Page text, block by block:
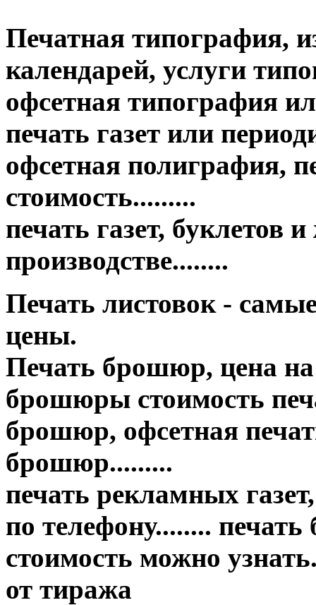
Печатная типография,
календарей, услуги
офсетная типография
печать газет или
офсетная полиграфия,
стоимость.........
печать газет, буклетов
производстве........
Печать листовок -
цены.
Печать брошюр, цена
брошюры стоимость
брошюр, офсетная
брошюр.........
печать рекламных
по телефону........
стоимость можно
от тиража